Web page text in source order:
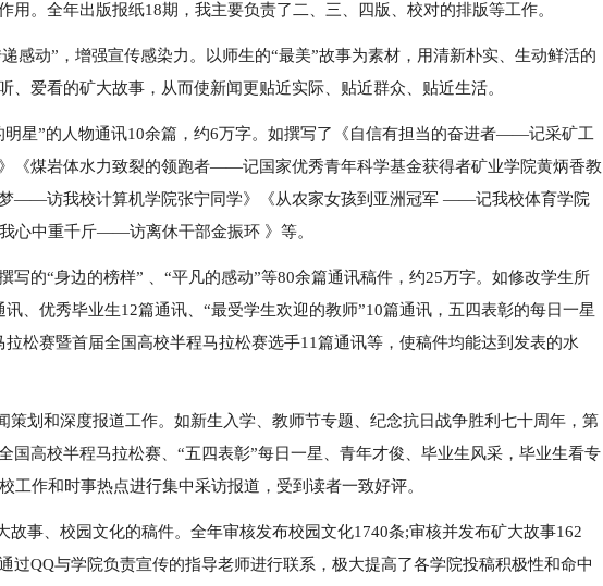
用。全年出版报纸18期，我主要负责了二、三、四版、校对的排版等工作。
感动”，增强宣传感染力。以师生的“最美”故事为素材，用清新朴实、生动鲜活的
、爱看的矿大故事，从而使新闻更贴近实际、贴近群众、贴近生活。
明星”的人物通讯10余篇，约6万字。如撰写了《自信有担当的奋进者——记采矿工
《煤岩体水力致裂的领跑者——记国家优秀青年科学基金获得者矿业学院黄炳香教
——访我校计算机学院张宁同学》《从农家女孩到亚洲冠军 ——记我校体育学院
心中重千斤——访离休干部金振环 》等。
写的“身边的榜样” 、“平凡的感动”等80余篇通讯稿件，约25万字。如修改学生所
、优秀毕业生12篇通讯、“最受学生欢迎的教师”10篇通讯，五四表彰的每日一星
拉松赛暨首届全国高校半程马拉松赛选手11篇通讯等，使稿件均能达到发表的水
策划和深度报道工作。如新生入学、教师节专题、纪念抗日战争胜利七十周年，第
国高校半程马拉松赛、“五四表彰”每日一星、青年才俊、毕业生风采，毕业生看专
工作和时事热点进行集中采访报道，受到读者一致好评。
故事、校园文化的稿件。全年审核发布校园文化1740条;审核并发布矿大故事162
过QQ与学院负责宣传的指导老师进行联系，极大提高了各学院投稿积极性和命中